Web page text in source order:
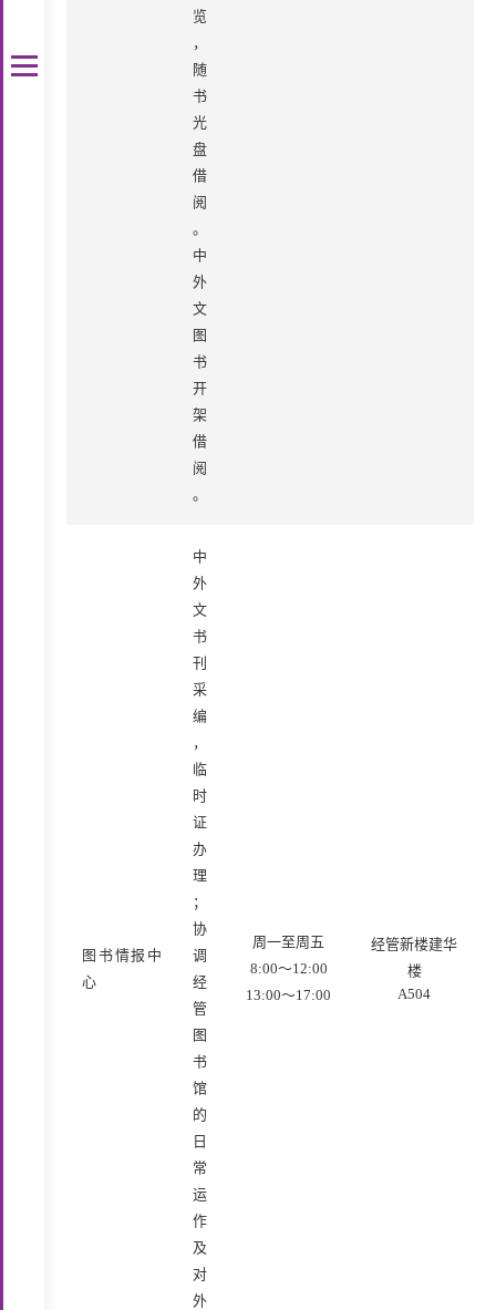
览
，
随
书
光
盘
借
阅
。
中
外
文
图
书
开
架
借
阅
。
图书情报中
心
中
外
文
书
刊
采
编
，
临
时
证
办
理
；
协
调
经
管
图
书
馆
的
日
常
运
作
及
对
外
周一至周五
8:00～12:00
13:00～17:00
经管新楼建华
楼
A504